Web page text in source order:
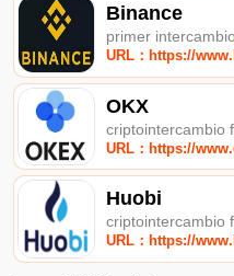
Binance
primer
URL：https://
OKX
criptointercambio
URL：https://
Huobi
criptointercambio
URL：https://